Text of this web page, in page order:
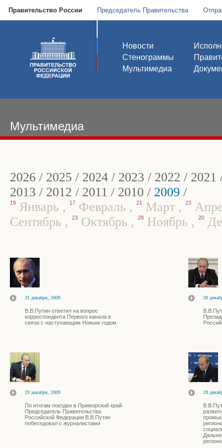
Правительство России Председатель Правительства
Новости
Стенограммы
Мультимедиа
Мультимедиа
2026 / 2025 / 2024 / 2023 / 2022 / 2021
2013 / 2012 / 2011 / 2010 / 2009 /
19 Январь , 17 Февраль , 21 Март , 23
Сентябрь , 23 Октябрь , 28 Ноябрь , 20
31 декабря, 2009
В.В.Путин ответил на вопрос
корреспондента Первого канала в
связи с наступающим Новым годом
30
29 декабря, 2009
По итогам поездки в Приморский край
Председатель Правительства
Российской Федерации В.В.Путин
побеседовал с журналистами
28